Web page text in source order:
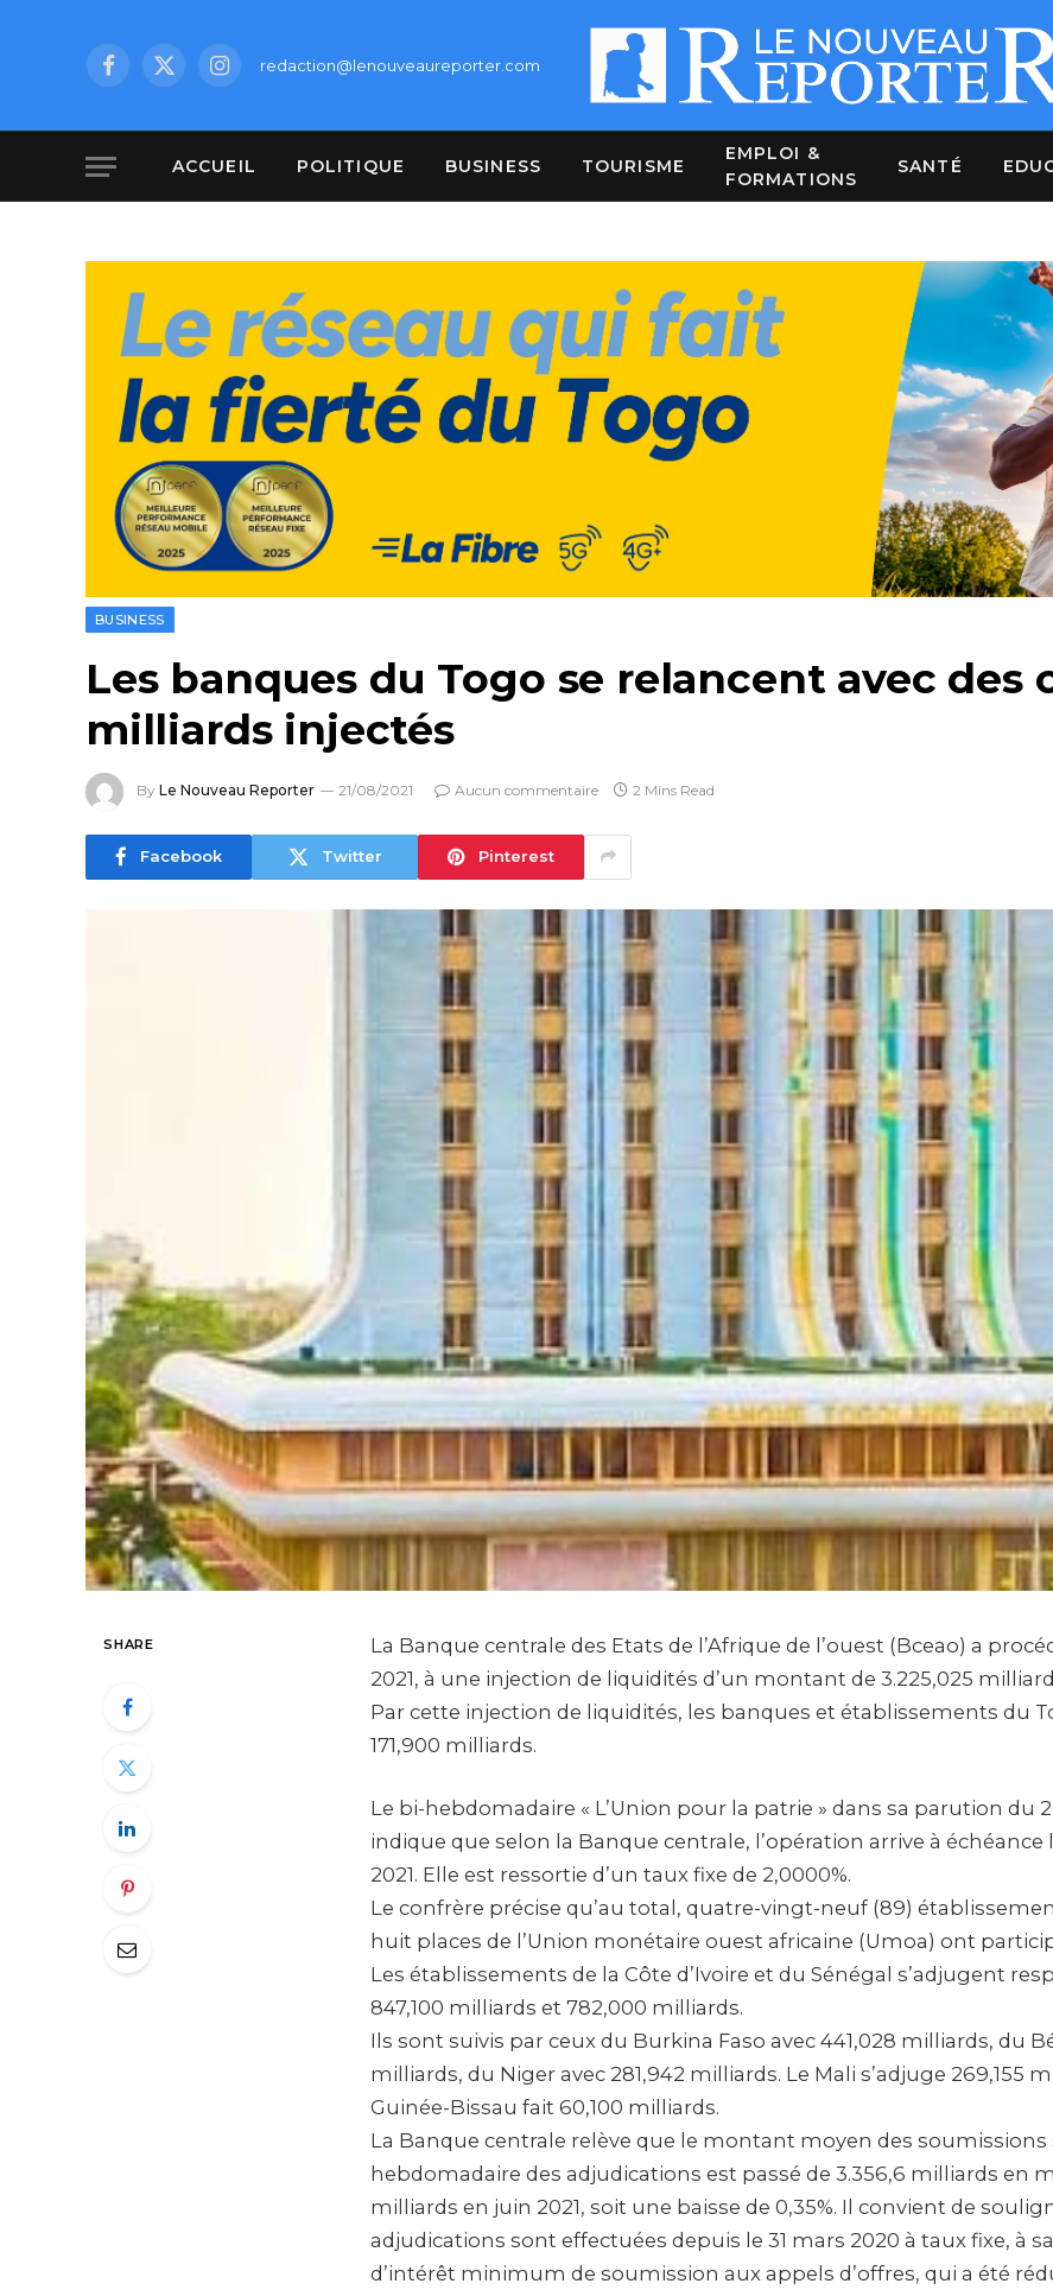
Facebook
X
Instagramredaction@lenouveaureporter.com
ACCUEIL POLITIQUE BUSINESS TOURISME
EMPLOI &
FORMATIONS
SANTÉ
BUSINESS
Les banques du Togo se relancent avec des
milliards injectés
By Le Nouveau Reporter 21/08/2021 Aucun commentaire 2 Mins Read
Facebook Twitter Pinterest
SHARE
La Banque centrale des Etats de l’Afrique de l’ouest (Bceao) a
2021, à une injection de liquidités d’un montant de 3.225,025
Par cette injection de liquidités, les banques et établissements du
171,900 milliards.
Le bi-hebdomadaire « L’Union pour la patrie » dans sa parution du
indique que selon la Banque centrale, l’opération arrive à échéance
2021. Elle est ressortie d’un taux fixe de 2,0000%.
Le confrère précise qu’au total, quatre-vingt-neuf (89)
huit places de l’Union monétaire ouest africaine (Umoa) ont
Les établissements de la Côte d’Ivoire et du Sénégal s’adjugent
847,100 milliards et 782,000 milliards.
Ils sont suivis par ceux du Burkina Faso avec 441,028 milliards, du
milliards, du Niger avec 281,942 milliards. Le Mali s’adjuge 269,155
Guinée-Bissau fait 60,100 milliards.
La Banque centrale relève que le montant moyen des
hebdomadaire des adjudications est passé de 3.356,6 milliards en
milliards en juin 2021, soit une baisse de 0,35%. Il convient de
adjudications sont effectuées depuis le 31 mars 2020 à taux fixe, à
d’intérêt minimum de soumission aux appels d’offres, qui a été